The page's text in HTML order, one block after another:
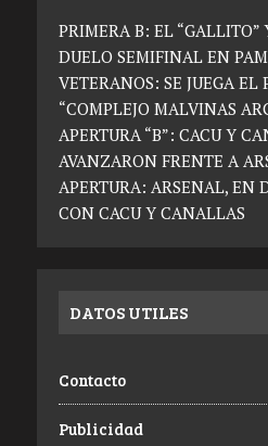
PRIMERA B: EL “GALLITO”
DUELO SEMIFINAL EN
VETERANOS: SE JUEGA
“COMPLEJO MALVINAS
APERTURA “B”: CACU Y
AVANZARON FRENTE A
APERTURA: ARSENAL, EN
CON CACU Y CANALLAS
DATOS UTILES
Contacto
Publicidad